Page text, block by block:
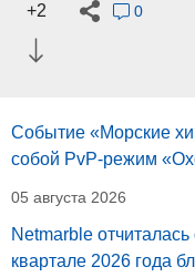
+2 0
Событие «Морские
собой PvP-режим
05 августа 2026
Netmarble
квартале 2026 года